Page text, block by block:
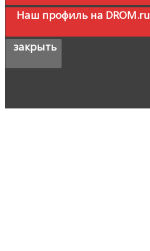
Наш профиль на DROM.ru
закрыть